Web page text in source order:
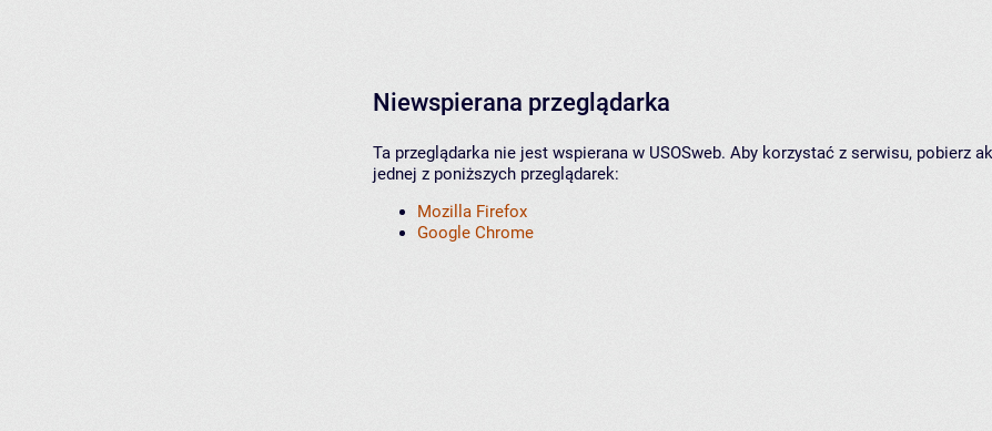
Niewspierana przeglądarka
Ta przeglądarka nie jest wspierana w USOSweb. Aby korzystać z serwisu, pobierz
jednej z poniższych przeglądarek:
Mozilla Firefox
Google Chrome